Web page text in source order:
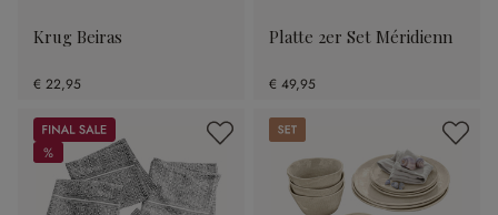
Krug Beiras
€ 22,95
Platte 2er Set Méridienn
€ 49,95
Sale
%
%
Set